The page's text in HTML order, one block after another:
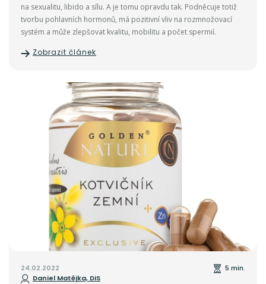
na sexualitu, libido a sílu. A je tomu opravdu tak. Podněcuje totiž
tvorbu pohlavních hormonů, má pozitivní vliv na rozmnožovací
systém a může zlepšovat kvalitu, mobilitu a počet spermií.
Zobrazit článek
24.02.2022
Daniel Matějka, DiS
5 min.